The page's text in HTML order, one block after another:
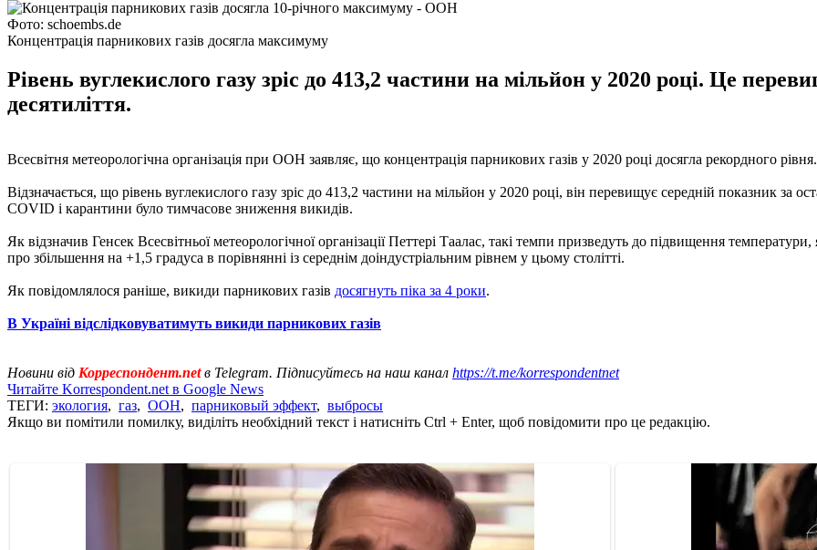
Фото: schoembs.de
Концентрація парникових газів досягла максимуму
Рівень вуглекислого газу зріс до 413,2 частини на мільйон у 2020 році. Це
десятиліття.
Всесвітня метеорологічна організація при ООН заявляє, що концентрація парникових газів у 2020 році досягла рекордного
Відзначається, що рівень вуглекислого газу зріс до 413,2 частини на мільйон у 2020 році, він перевищує середній показник за
COVID і карантини було тимчасове зниження викидів.
Як відзначив Генсек Всесвітньої метеорологічної організації Петтері Таалас, такі темпи призведуть до підвищення
про збільшення на +1,5 градуса в порівнянні із середнім доіндустріальним рівнем у цьому столітті.
Як повідомлялося раніше, викиди парникових газів досягнуть піка за 4 роки.
В Україні відслідковуватимуть викиди парникових газів
Новини від Корреспондент.netв Telegram. Підписуйтесь на наш канал https://t.me/korrespondentnet
Читайте Korrespondent.net в Google News
ТЕГИ: экология, газ, ООН, парниковый эффект, выбросы
Якщо ви помітили помилку, виділіть необхідний текст і натисніть Ctrl + Enter, щоб повідомити про це редакцію.